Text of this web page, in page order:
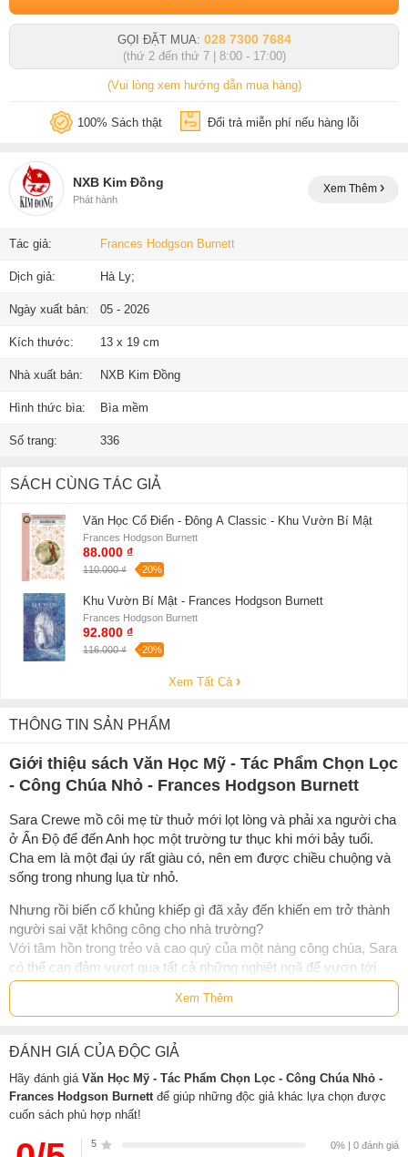
GỌI ĐẶT MUA: 028 7300 7684
(thứ 2 đến thứ 7 | 8:00 - 17:00)
(Vui lòng xem hướng dẫn mua hàng)
100% Sách thật Đổi trả miễn phí nếu hàng lỗi
NXB Kim Đồng
Phát hành
Xem Thêm
Tác giả: Frances Hodgson Burnett
Dịch giả: Hà Ly;
Ngày xuất bản: 05 - 2026
Kích thước: 13 x 19 cm
Nhà xuất bản: NXB Kim Đồng
Hình thức bìa: Bìa mềm
Số trang: 336
SÁCH CÙNG TÁC GIẢ
Văn Học Cổ Điển - Đông A Classic - Khu Vườn Bí Mật
Frances Hodgson Burnett
88.000 ₫
110.000 ₫ -20%
Khu Vườn Bí Mật - Frances Hodgson Burnett
Frances Hodgson Burnett
92.800 ₫
116.000 ₫ -20%
Xem Tất Cả
THÔNG TIN SẢN PHẨM
Giới thiệu sách Văn Học Mỹ - Tác Phẩm Chọn Lọc
- Công Chúa Nhỏ - Frances Hodgson Burnett
Sara Crewe mồ côi mẹ từ thuở mới lọt lòng và phải xa người cha
ở Ấn Độ để đến Anh học một trường tư thục khi mới bảy tuổi.
Cha em là một đại úy rất giàu có, nên em được chiều chuộng và
sống trong nhung lụa từ nhỏ.
Nhưng rồi biến cố khủng khiếp gì đã xảy đến khiến em trở thành
người sai vặt không công cho nhà trường?
Với tâm hồn trong trẻo và cao quý của một nàng công chúa, Sara
có thể can đảm vượt qua tất cả những nghiệt ngã để vươn tới
cuộc sống tốt đẹp trong tương lai?
Đó là một câu chuyện cảm động sâu sắc về nhân cách của nàng
Thông tin tác giả Frances Hodgson Burnett
Frances Hodgson Burnett
Xem Thêm
ĐÁNH GIÁ CỦA ĐỘC GIẢ
Hãy đánh giá Văn Học Mỹ - Tác Phẩm Chọn Lọc - Công Chúa Nhỏ -
Frances Hodgson Burnett để giúp những độc giả khác lựa chọn được
cuốn sách phù hợp nhất!
5
0% | 0 đánh giá